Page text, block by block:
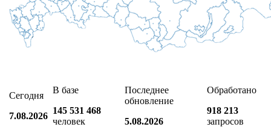
Сегодня
7.08.2026
В базе
145 531 468
человек
Последнее
обновление
5.08.2026
Обработано
918 213
запросов